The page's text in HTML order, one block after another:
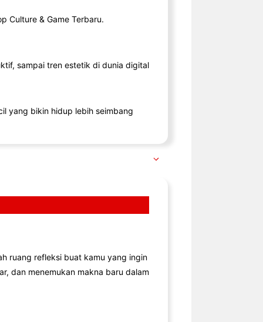
Culture & Game Terbaru.
sampai tren estetik di dunia digital
yang bikin hidup lebih seimbang
ruang refleksi buat kamu yang ingin
dan menemukan makna baru dalam